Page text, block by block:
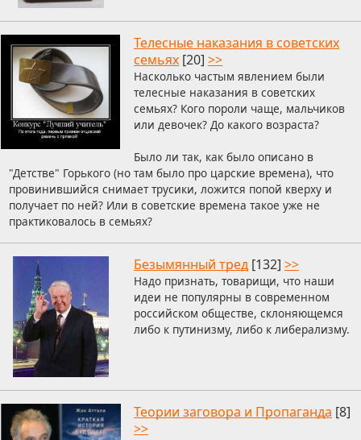
Телесные наказания в советских
семьях [20] >>
Насколько частым явлением были
телесные наказания в советских
семьях? Кого пороли чаще, мальчиков
или девочек? До какого возраста?
Было ли так, как было описано в
"Детстве" Горького (но там было про царские времена), что
провинившийся снимает трусики, ложится попой кверху и
получает по ней? Или в советские времена такое уже не
практиковалось в семьях?
Безымянный тред [132] >>
Надо признать, товарищи, что наши
идеи не популярны в современном
российском обществе, склоняющемся
либо к путинизму, либо к либерализму.
Теории заговора и Пропаганда [8]
>>